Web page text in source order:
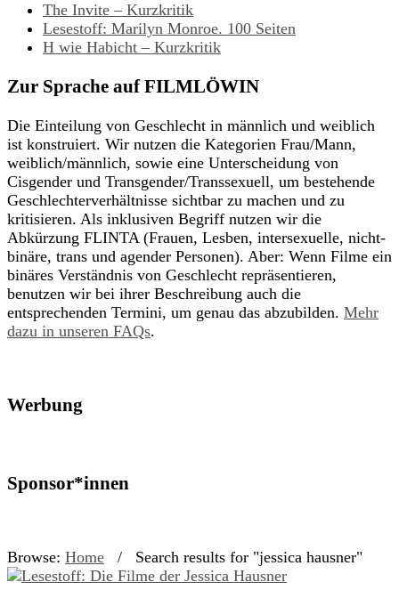
The Invite – Kurzkritik
Lesestoff: Marilyn Monroe. 100 Seiten
H wie Habicht – Kurzkritik
Zur Sprache auf FILMLÖWIN
Die Einteilung von Geschlecht in männlich und weiblich
ist konstruiert. Wir nutzen die Kategorien Frau/Mann,
weiblich/männlich, sowie eine Unterscheidung von
Cisgender und Transgender/Transsexuell, um bestehende
Geschlechterverhältnisse sichtbar zu machen und zu
kritisieren. Als inklusiven Begriff nutzen wir die
Abkürzung FLINTA (Frauen, Lesben, intersexuelle, nicht-
binäre, trans und agender Personen). Aber: Wenn Filme ein
binäres Verständnis von Geschlecht repräsentieren,
benutzen wir bei ihrer Beschreibung auch die
entsprechenden Termini, um genau das abzubilden. Mehr
dazu in unseren FAQs.
Werbung
Sponsor*innen
Browse: Home / Search results for "jessica hausner"